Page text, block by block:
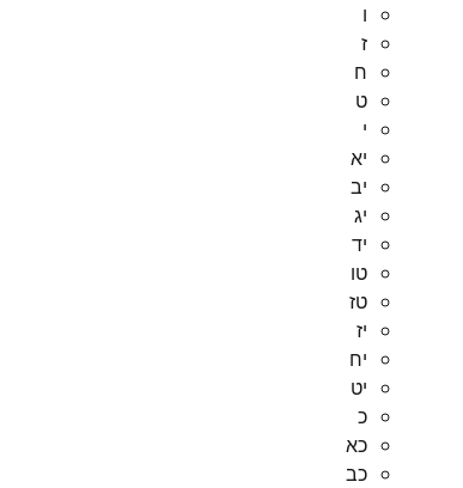
ו
ז
ח
ט
י
יא
יב
יג
יד
טו
טז
יז
יח
יט
כ
כא
כב